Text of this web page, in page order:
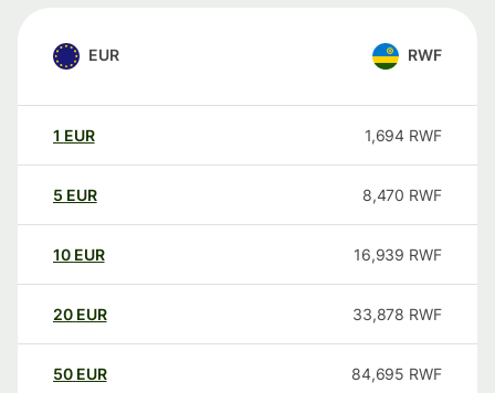
EUR RWF
1 EUR 1,694 RWF
5 EUR 8,470 RWF
10 EUR 16,939 RWF
20 EUR 33,878 RWF
50 EUR 84,695 RWF